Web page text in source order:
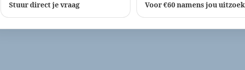
Stuur direct je vraag Voor €60 namens jou